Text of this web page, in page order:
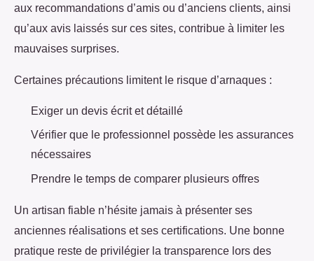
aux recommandations d’amis ou d’anciens clients, ainsi
qu’aux avis laissés sur ces sites, contribue à limiter les
mauvaises surprises.
Certaines précautions limitent le risque d’arnaques :
Exiger un devis écrit et détaillé
Vérifier que le professionnel possède les assurances
nécessaires
Prendre le temps de comparer plusieurs offres
Un artisan fiable n’hésite jamais à présenter ses
anciennes réalisations et ses certifications. Une bonne
pratique reste de privilégier la transparence lors des